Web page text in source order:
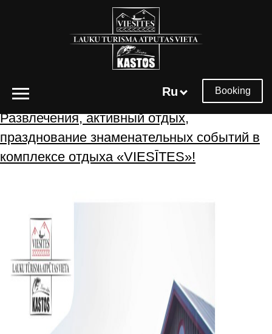
Ru Booking
Архивы меток:свадьба
Развлечения, активный отдых,
празднование знаменательных событий в
комплексе отдыха «VIESĪTES»!